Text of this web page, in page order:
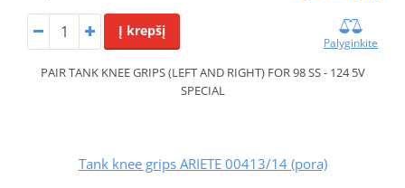
Į krepšį
Palyginkite
PAIR TANK KNEE GRIPS (LEFT AND RIGHT) FOR 98 SS - 124 5V
SPECIAL
Tank knee grips ARIETE 00413/14 (pora)